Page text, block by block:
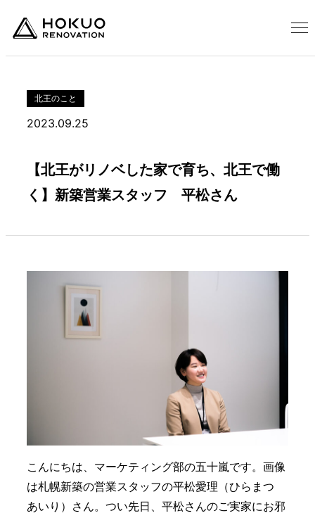
北王のこと
2023.09.25
【北王がリノベした家で育ち、北王で働
く】新築営業スタッフ 平松さん
こんにちは、マーケティング部の五十嵐です。画像
は札幌新築の営業スタッフの平松愛理（ひらまつ
あいり）さん。つい先日、平松さんのご実家にお邪